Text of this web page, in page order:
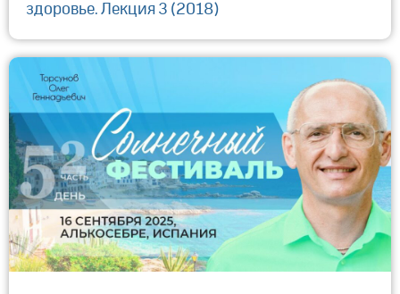
здоровье. Лекция 3 (2018)